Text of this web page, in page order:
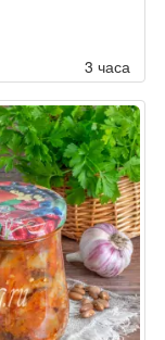
3 часа